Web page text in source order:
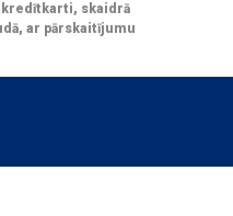
skaidrā
ar pārskaitījumu